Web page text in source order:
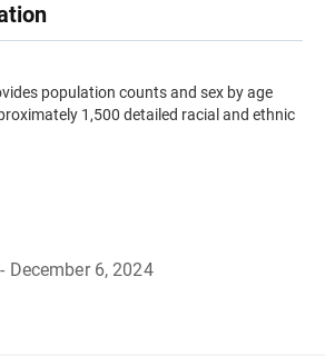
population counts and sex by age
1,500 detailed racial and ethnic
December 6, 2024